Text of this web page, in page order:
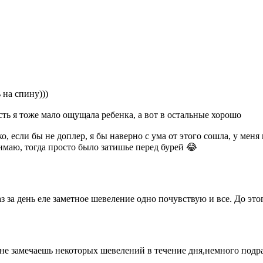
на спину)))
я тоже мало ощущала ребенка, а вот в остальные хорошо
бы не доплер, я бы наверно с ума от этого сошла, у меня
тогда просто было затишье перед бурей 😂
день еле заметное шевеление одно почувствую и все. До
замечаешь некоторых шевелений в течение дня,немного